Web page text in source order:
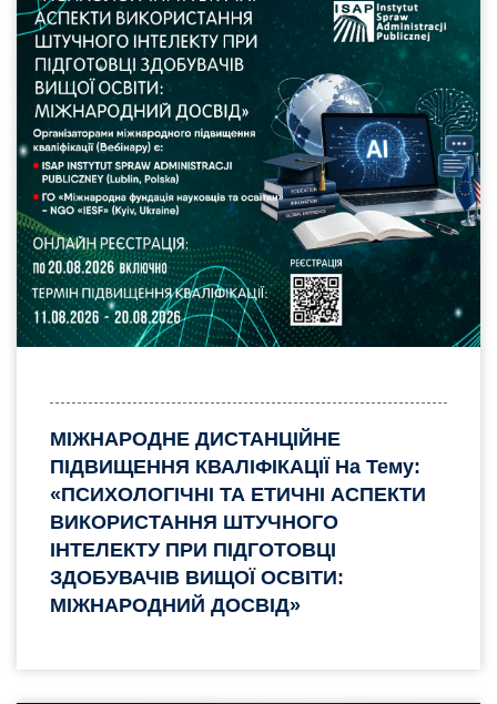
МІЖНАРОДНЕ ДИСТАНЦІЙНЕ
ПІДВИЩЕННЯ КВАЛІФІКАЦІЇ На Тему:
«ПСИХОЛОГІЧНІ ТА ЕТИЧНІ АСПЕКТИ
ВИКОРИСТАННЯ ШТУЧНОГО
ІНТЕЛЕКТУ ПРИ ПІДГОТОВЦІ
ЗДОБУВАЧІВ ВИЩОЇ ОСВІТИ:
МІЖНАРОДНИЙ ДОСВІД»